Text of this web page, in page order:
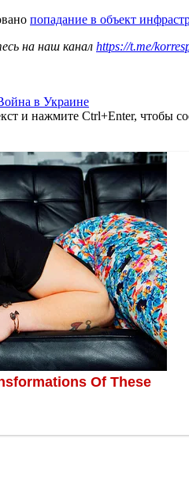
попадание в объект
на наш канал https://t.me/
в Украине
и нажмите Ctrl+Enter, чтобы